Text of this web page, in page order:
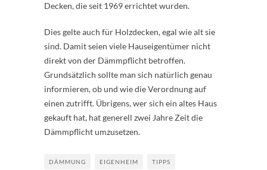
Decken, die seit 1969 errichtet wurden.
Dies gelte auch für Holzdecken, egal wie alt sie
sind. Damit seien viele Hauseigentümer nicht
direkt von der Dämmpflicht betroffen.
Grundsätzlich sollte man sich natürlich genau
informieren, ob und wie die Verordnung auf
einen zutrifft. Übrigens, wer sich ein altes Haus
gekauft hat, hat generell zwei Jahre Zeit die
Dämmpflicht umzusetzen.
DÄMMUNG EIGENHEIM TIPPS